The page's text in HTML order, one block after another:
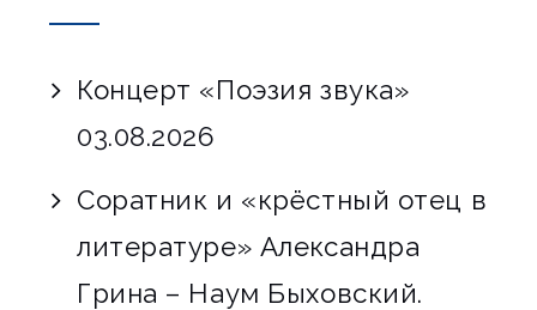
Концерт «Поэзия звука»
03.08.2026
Соратник и «крёстный отец в
литературе» Александра
Грина – Наум Быховский.